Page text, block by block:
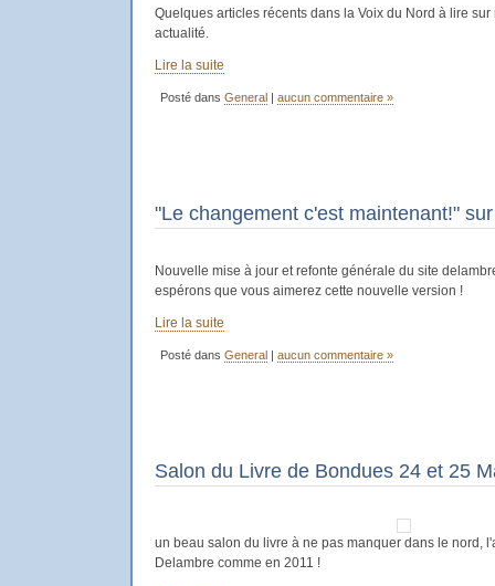
Quelques articles récents dans la Voix du Nord à lire sur
actualité.
Lire la suite
Posté dans General | aucun commentaire »
"Le changement c'est maintenant!"
Nouvelle mise à jour et refonte générale du site
espérons que vous aimerez cette nouvelle version !
Lire la suite
Posté dans General | aucun commentaire »
Salon du Livre de Bondues 24 et 25
un beau salon du livre à ne pas manquer dans le nord,
Delambre comme en 2011 !